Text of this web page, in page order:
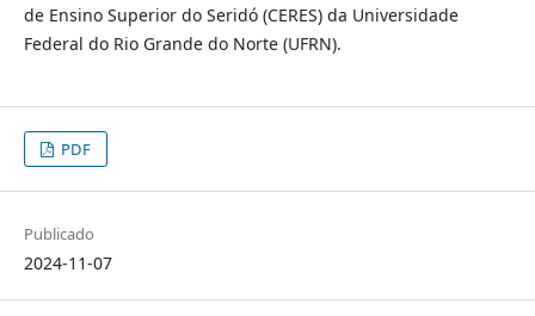
de Ensino Superior do Seridó (CERES) da Universidade
Federal do Rio Grande do Norte (UFRN).
PDF
Publicado
2024-11-07